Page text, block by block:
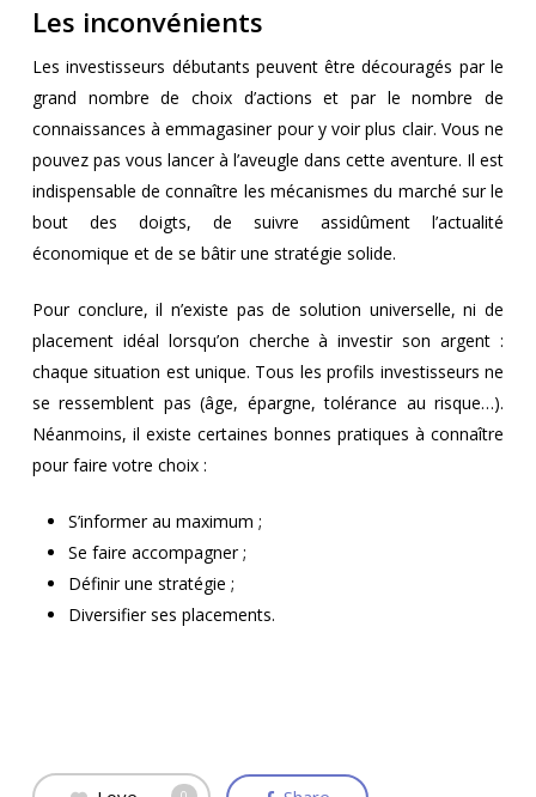
Les inconvénients
Les investisseurs débutants peuvent être découragés par le
grand nombre de choix d’actions et par le nombre de
connaissances à emmagasiner pour y voir plus clair. Vous ne
pouvez pas vous lancer à l’aveugle dans cette aventure. Il est
indispensable de connaître les mécanismes du marché sur le
bout des doigts, de suivre assidûment l’actualité
économique et de se bâtir une stratégie solide.
Pour conclure, il n’existe pas de solution universelle, ni de
placement idéal lorsqu’on cherche à investir son argent :
chaque situation est unique. Tous les profils investisseurs ne
se ressemblent pas (âge, épargne, tolérance au risque…).
Néanmoins, il existe certaines bonnes pratiques à connaître
pour faire votre choix :
S’informer au maximum ;
Se faire accompagner ;
Définir une stratégie ;
Diversifier ses placements.